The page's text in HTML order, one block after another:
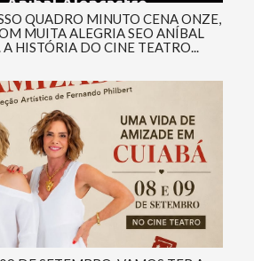
QUADRO MINUTO CENA ONZE,
MUITA ALEGRIA SEO ANÍBAL
HISTÓRIA DO CINE TEATRO...